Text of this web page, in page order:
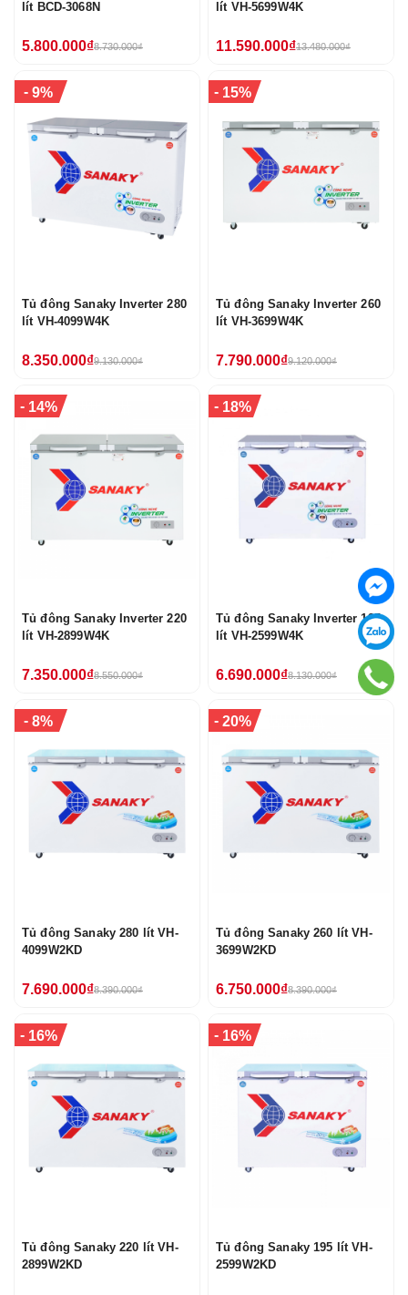
lít BCD-3068N
5.800.000₫8.730.000₫
lít VH-5699W4K
11.590.000₫13.480.000₫
- 9%
Tủ đông Sanaky Inverter 280
lít VH-4099W4K
8.350.000₫9.130.000₫
-15%
Tủ đông Sanaky Inverter 260
lít VH-3699W4K
7.790.000₫9.120.000₫
-14%
Tủ đông Sanaky Inverter 220
lít VH-2899W4K
7.350.000₫8.550.000₫
-18%
Tủ đông Sanaky Inverter 195
lít VH-2599W4K
6.690.000₫8.130.000₫
- 8%
Tủ đông Sanaky 280 lít VH-
4099W2KD
7.690.000₫8.390.000₫
-20%
Tủ đông Sanaky 260 lít VH-
3699W2KD
6.750.000₫8.390.000₫
-16%
Tủ đông Sanaky 220 lít VH-
2899W2KD
-16%
Tủ đông Sanaky 195 lít VH-
2599W2KD